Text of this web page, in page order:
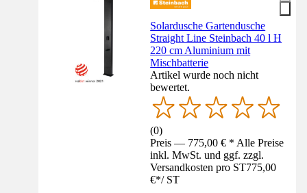
Solardusche Gartendusche
Straight Line Steinbach 40 l H
220 cm Aluminium mit
Mischbatterie
Artikel wurde noch nicht
bewertet.
(0)
Preis — 775,00 € * Alle Preise
inkl. MwSt. und ggf. zzgl.
Versandkosten pro ST775,00
€*/ ST